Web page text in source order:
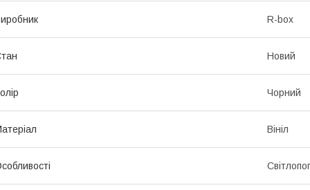
R-box
Новий
Чорний
Вініл